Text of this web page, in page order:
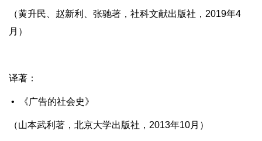
（黄升民、赵新利、张驰著，社科文献出版社，2019年4
月）
译著：
• 《广告的社会史》
（山本武利著，北京大学出版社，2013年10月）